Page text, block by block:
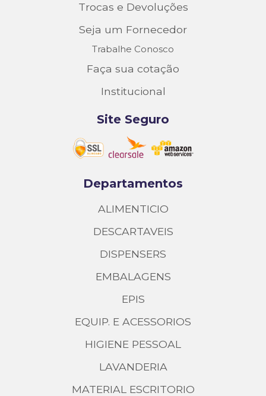
Trocas e Devoluções
Seja um Fornecedor
Trabalhe Conosco
Faça sua cotação
Institucional
Site Seguro
Departamentos
ALIMENTICIO
DESCARTAVEIS
DISPENSERS
EMBALAGENS
EPIS
EQUIP. E ACESSORIOS
HIGIENE PESSOAL
LAVANDERIA
MATERIAL ESCRITORIO